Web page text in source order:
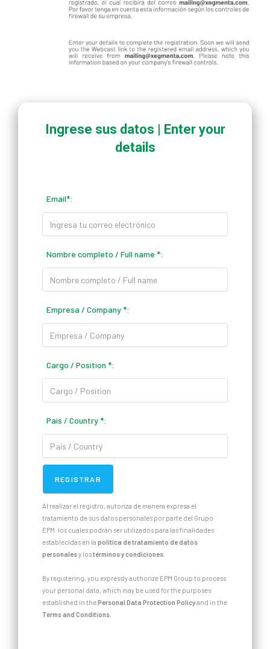
Ingrese sus datos | Enter your
details
Email*:
Nombre completo / Full name *:
Empresa / Company *:
Cargo / Position *:
País / Country *:
Al realizar el registro, autoriza de manera expresa el
tratamiento de sus datos personales por parte del Grupo
EPM. los cuales podrán ser utilizados para las finalidades
establecidas en la política de tratamiento de datos
personalesy lostérminos y condiciones
By registering, you expressly authorize EPM Group to process
your personal data, which may be used for the purposes
established in thePersonal Data Protection Policyand in the
Terms and Conditions.